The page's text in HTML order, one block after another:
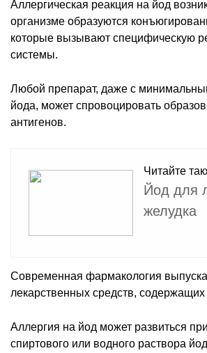
Аллергическая реакция на йод
организме образуются
которые вызывают специфическую
системы.
Любой препарат, даже с
йода, может спровоцировать
антигенов.
Читайте
Йод для
желудка
Современная фармакология
лекарственных средств, содержащих
Аллергия на йод может развиться
спиртового или водного раствора